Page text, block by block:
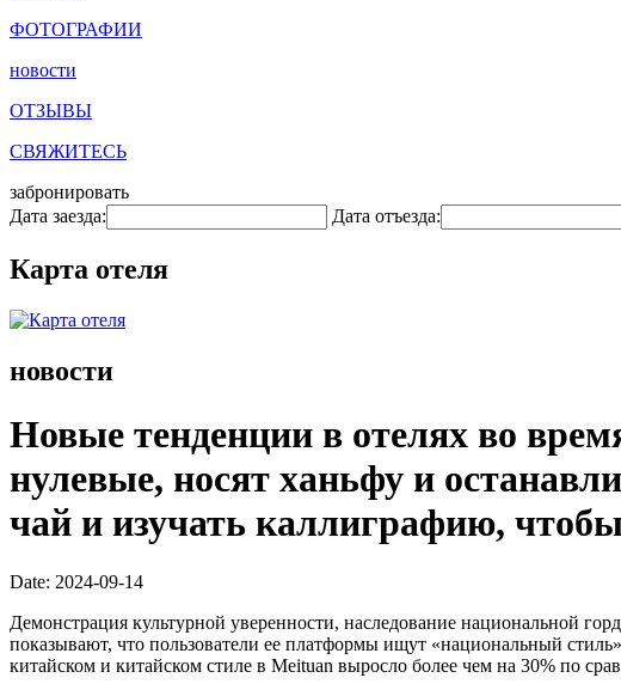
ФОТОГРАФИИ
новости
ОТЗЫВЫ
СВЯЖИТЕСЬ
забронировать
Дата заезда:
Дата отъезда:
Карта отеля
новости
Новые тенденции в отелях во
нулевые, носят ханьфу и
чай и изучать каллиграфию,
Date: 2024-09-14
Демонстрация культурной уверенности, наследование национальной
показывают, что пользователи ее платформы ищут «национальный
китайском и китайском стиле в Meituan выросло более чем на 30% по